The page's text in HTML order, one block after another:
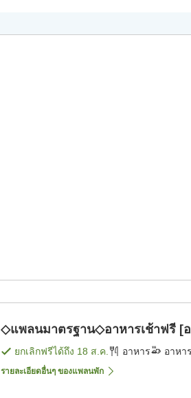
◇แพลนมาตรฐาน◇อาหารเช้าฟรี [อ
ยกเลิกฟรีได้ถึง 18 ส.ค. อาหาร อาหา
รายละเอียดอื่นๆ ของแพลนพัก